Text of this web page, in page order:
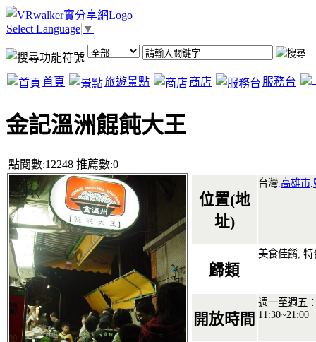
Select Language ▼
首頁 旅遊景點 商店 服務台
金記溫洲餛飩大王
點閱數:12248 推薦數:0
位置(地
址)
台灣. 高雄市
歸類
美食佳餚, 特
開放時間
週一至週五
11:30~21:00